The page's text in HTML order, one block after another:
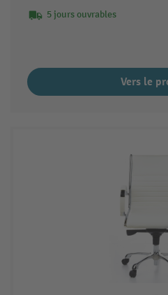
5 jours ouvrables
Vers le